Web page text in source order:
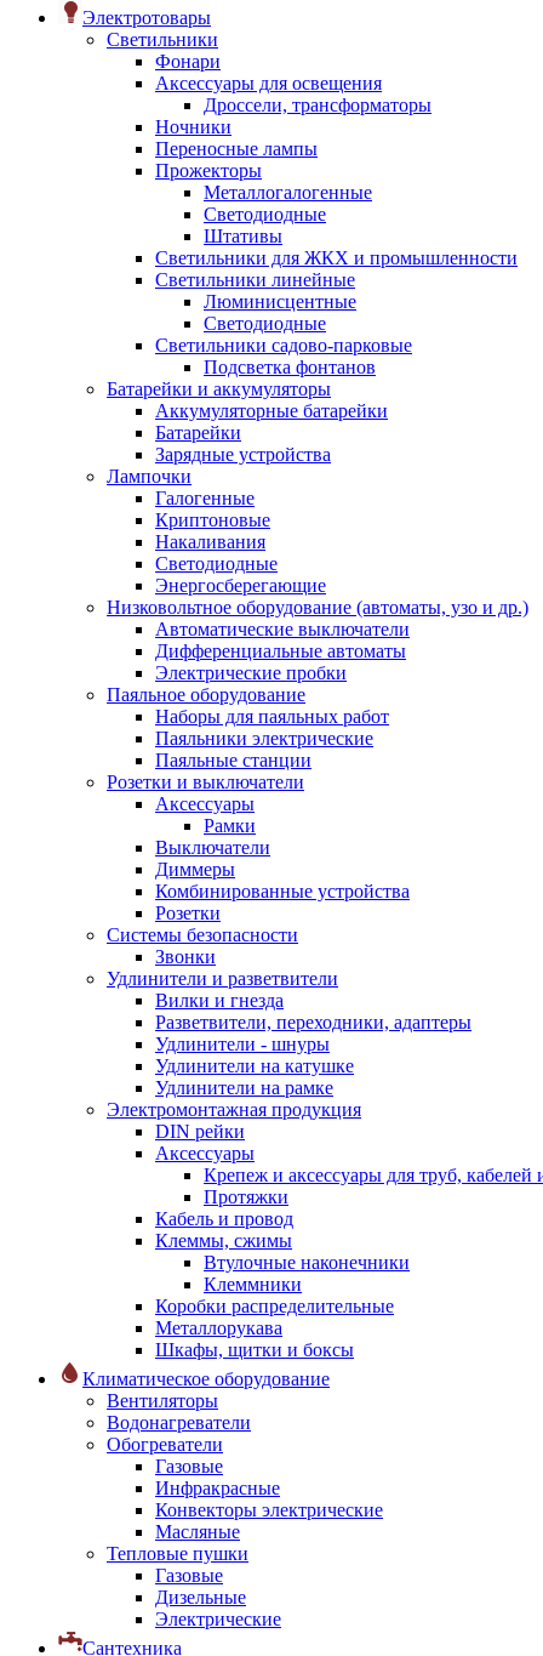
Электротовары
Светильники
Фонари
Аксессуары для освещения
Дроссели, трансформаторы
Ночники
Переносные лампы
Прожекторы
Металлогалогенные
Светодиодные
Штативы
Светильники для ЖКХ и промышленности
Светильники линейные
Люминисцентные
Светодиодные
Светильники садово-парковые
Подсветка фонтанов
Батарейки и аккумуляторы
Аккумуляторные батарейки
Батарейки
Зарядные устройства
Лампочки
Галогенные
Криптоновые
Накаливания
Светодиодные
Энергосберегающие
Низковольтное оборудование (автоматы, узо и др.)
Автоматические выключатели
Дифференциальные автоматы
Электрические пробки
Паяльное оборудование
Наборы для паяльных работ
Паяльники электрические
Паяльные станции
Розетки и выключатели
Аксессуары
Рамки
Выключатели
Диммеры
Комбинированные устройства
Розетки
Системы безопасности
Звонки
Удлинители и разветвители
Вилки и гнезда
Разветвители, переходники, адаптеры
Удлинители - шнуры
Удлинители на катушке
Удлинители на рамке
Электромонтажная продукция
DIN рейки
Аксессуары
Крепеж и аксессуары для труб, кабелей
Протяжки
Кабель и провод
Клеммы, сжимы
Втулочные наконечники
Клеммники
Коробки распределительные
Металлорукава
Шкафы, щитки и боксы
Климатическое оборудование
Вентиляторы
Водонагреватели
Обогреватели
Газовые
Инфракрасные
Конвекторы электрические
Масляные
Тепловые пушки
Газовые
Дизельные
Электрические
Сантехника